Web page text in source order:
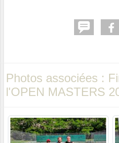
Photos associées :
l'OPEN MASTERS